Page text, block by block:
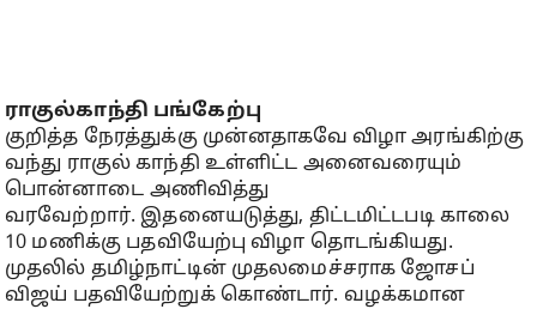
ராகுல்காந்தி பங்கேற்பு
குறித்த நேரத்துக்கு முன்னதாகவே விழா அரங்கிற்கு
வந்து ராகுல் காந்தி உள்ளிட்ட அனைவரையும்
பொன்னாடை அணிவித்து
வரவேற்றார். இதனையடுத்து, திட்டமிட்டபடி காலை
10 மணிக்கு பதவியேற்பு விழா தொடங்கியது.
முதலில் தமிழ்நாட்டின் முதலமைச்சராக ஜோசப்
விஜய் பதவியேற்றுக் கொண்டார். வழக்கமான